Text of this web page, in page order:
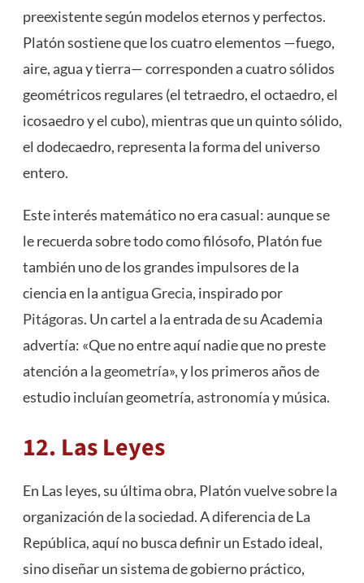
preexistente según modelos eternos y perfectos.
Platón sostiene que los cuatro elementos —fuego,
aire, agua y tierra— corresponden a cuatro sólidos
geométricos regulares (el tetraedro, el octaedro, el
icosaedro y el cubo), mientras que un quinto sólido,
el dodecaedro, representa la forma del universo
entero.
Este interés matemático no era casual: aunque se
le recuerda sobre todo como filósofo, Platón fue
también uno de los grandes impulsores de la
ciencia en la antigua Grecia, inspirado por
Pitágoras. Un cartel a la entrada de su Academia
advertía: «Que no entre aquí nadie que no preste
atención a la geometría», y los primeros años de
estudio incluían geometría, astronomíay música.
12. Las Leyes
En Las leyes, su última obra, Platón vuelve sobre la
organización de la sociedad. A diferencia de La
República, aquí no busca definir un Estado ideal,
sino diseñar un sistema de gobierno práctico,